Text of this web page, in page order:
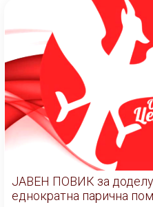
ЈАВЕН ПОВИК за доделување на
еднократна парична